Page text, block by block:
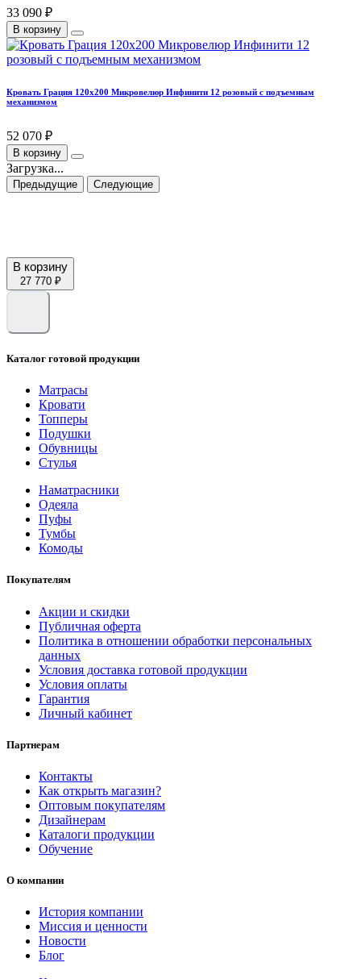
33 090 ₽
В корзину
Кровать Грация 120х200 Микровелюр Инфинити 12 розовый с подъемным
механизмом
52 070 ₽
В корзину
Загрузка...
Предыдущие Следующие
В корзину
27 770 ₽
Каталог готовой продукции
Матрасы
Кровати
Топперы
Подушки
Обувницы
Стулья
Наматрасники
Одеяла
Пуфы
Тумбы
Комоды
Покупателям
Акции и скидки
Публичная оферта
Политика в отношении обработки персональных
данных
Условия доставка готовой продукции
Условия оплаты
Гарантия
Личный кабинет
Партнерам
Контакты
Как открыть магазин?
Оптовым покупателям
Дизайнерам
Каталоги продукции
Обучение
О компании
История компании
Миссия и ценности
Новости
Блог